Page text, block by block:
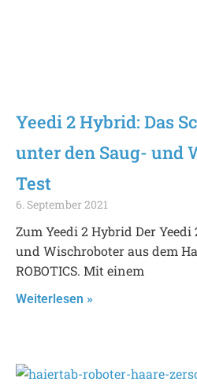
Yeedi 2 Hybrid: Das
unter den Saug- und
Test
6. September 2021
Zum Yeedi 2 Hybrid Der
und Wischroboter aus dem
ROBOTICS. Mit einem
Weiterlesen »